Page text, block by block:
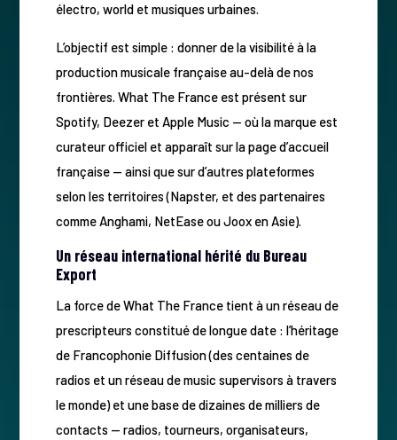
électro, world et musiques urbaines.
L’objectif est simple : donner de la visibilité à la
production musicale française au-delà de nos
frontières. What The France est présent sur
Spotify, Deezer et Apple Music — où la marque est
curateur officiel et apparaît sur la page d’accueil
française — ainsi que sur d’autres plateformes
selon les territoires (Napster, et des partenaires
comme Anghami, NetEase ou Joox en Asie).
Un réseau international hérité du Bureau
Export
La force de What The France tient à un réseau de
prescripteurs constitué de longue date : l’héritage
de Francophonie Diffusion (des centaines de
radios et un réseau de music supervisors à travers
le monde) et une base de dizaines de milliers de
contacts — radios, tourneurs, organisateurs,